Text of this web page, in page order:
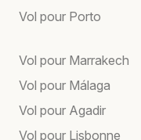
Vol pour Porto
Vol pour Marrakech
Vol pour Málaga
Vol pour Agadir
Vol pour Lisbonne